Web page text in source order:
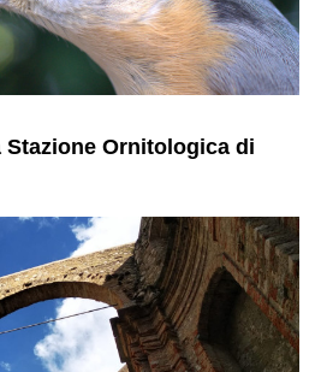
Ornitologica di